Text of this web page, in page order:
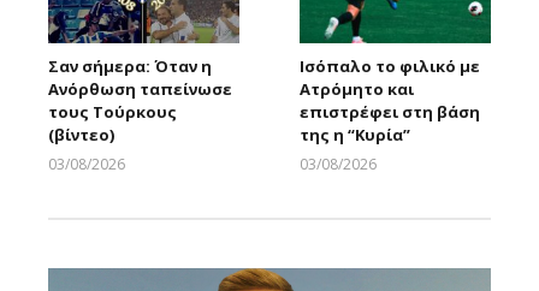
Σαν σήμερα: Όταν η
Ανόρθωση ταπείνωσε
τους Τούρκους
(βίντεο)
03/08/2026
Ισόπαλο το φιλικό με
Ατρόμητο και
επιστρέφει στη βάση
της η “Κυρία”
03/08/2026